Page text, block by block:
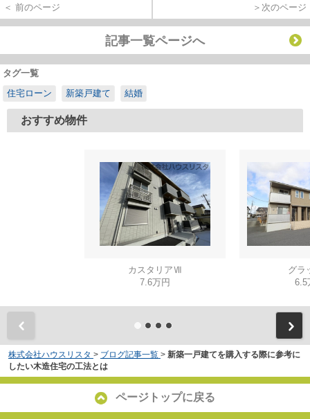
＜ 前のページ ＞次のページ
記事一覧ページへ
タグ一覧
住宅ローン
新築戸建て 結婚
おすすめ物件
カスタリアⅦ
7.6万円
グラ
6.5
株式会社ハウスリスタ > ブログ記事一覧 > 新築一戸建てを購入する際に参考に
したい木造住宅の工法とは
ページトップに戻る